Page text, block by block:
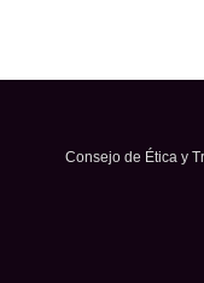
Consejo de Ética y